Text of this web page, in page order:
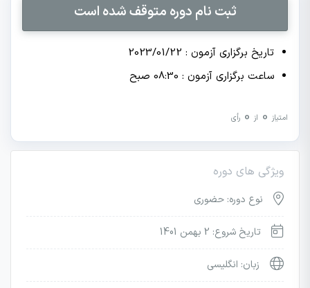
ثبت نام دوره متوقف شده است
تاریخ برگزاری آزمون : 2023/01/22
ساعت برگزاری آزمون : 08:30 صبح
امتیاز 0 از 0 رأی
ویژگی های دوره
نوع دوره: حضوری
تاریخ شروع: 2 بهمن 1401
زبان: انگلیسی